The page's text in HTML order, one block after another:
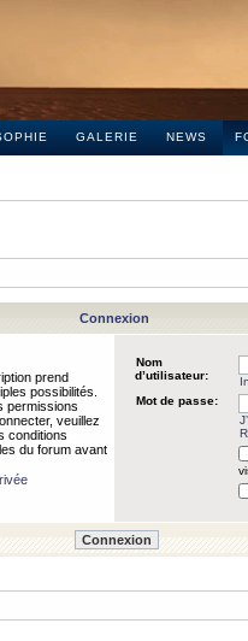
GALERIE NEWS
Connexion
prend
possibilités.
permissions
veuillez
conditions
du forum avant
Nom
d’utilisateur:
Mot de passe: